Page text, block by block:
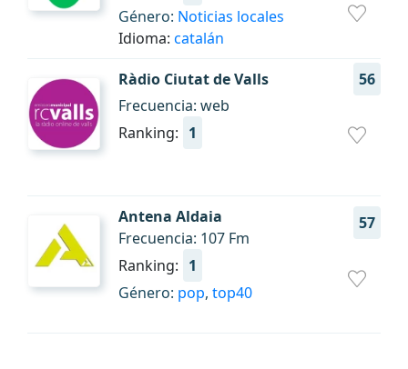
Género: Noticias locales
Idioma: catalán
Ràdio Ciutat de Valls
56
Frecuencia: web
Ranking: 1
Antena Aldaia 57
Frecuencia: 107 Fm
Ranking: 1
Género: pop, top40